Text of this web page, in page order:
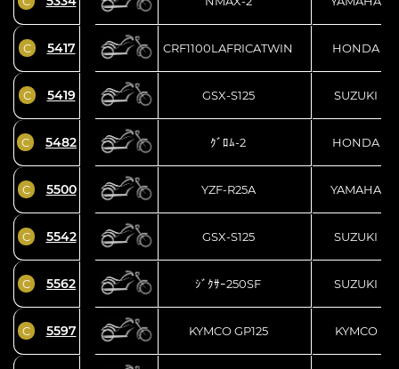
C 5417 CRF1100LAFRICATWIN HONDA
C 5419 GSX-S125 SUZUKI
C 5482 ｸﾞﾛﾑ-2 HONDA
C 5500 YZF-R25A YAMAHA
C 5542 GSX-S125 SUZUKI
C 5562 ｼﾞｸｻｰ250SF SUZUKI
C 5597 KYMCO GP125 KYMCO